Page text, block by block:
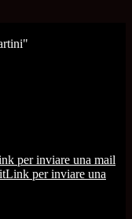
per inviare una mail
Link per inviare una